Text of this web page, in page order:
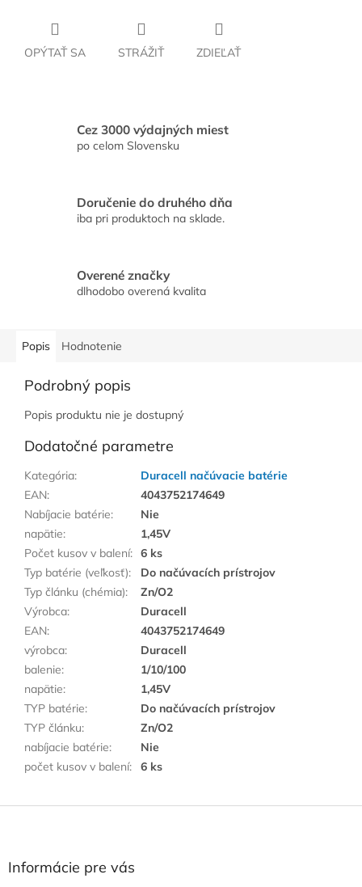
OPÝTAŤ SA STRÁŽIŤ ZDIEĽAŤ
Cez 3000 výdajných miest
po celom Slovensku
Doručenie do druhého dňa
iba pri produktoch na sklade.
Overené značky
dlhodobo overená kvalita
Popis Hodnotenie
Podrobný popis
Popis produktu nie je dostupný
Dodatočné parametre
Kategória:
Duracell načúvacie batérie
EAN:
4043752174649
Nabíjacie batérie:
Nie
napätie:
1,45V
Počet kusov v balení: 6 ks
Typ batérie (veľkosť):
Do načúvacích prístrojov
Typ článku (chémia):
Zn/O2
Výrobca:
Duracell
EAN:
4043752174649
výrobca:
Duracell
balenie:
1/10/100
napätie:
1,45V
TYP batérie:
Do načúvacích prístrojov
TYP článku:
Zn/O2
nabíjacie batérie:
Nie
počet kusov v balení: 6 ks
Informácie pre vás